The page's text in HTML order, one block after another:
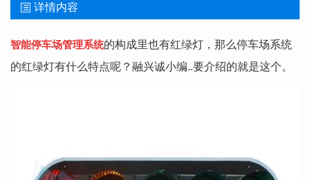
详情内容
智能停车场管理系统的构成里也有红绿灯，那么停车场系统
的红绿灯有什么特点呢？融兴诚小编..要介绍的就是这个。